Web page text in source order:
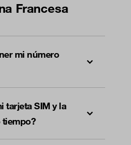
Francesa
mi número
tarjeta SIM y la
tiempo?